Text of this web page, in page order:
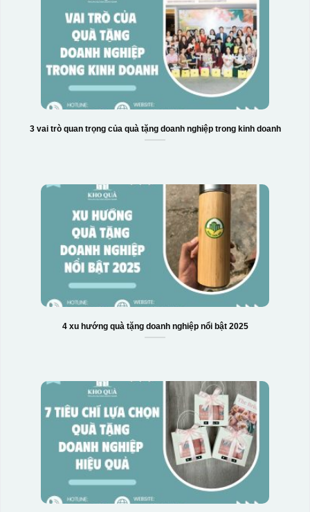
3 vai trò quan trọng của quà tặng doanh nghiệp trong kinh doanh
4 xu hướng quà tặng doanh nghiệp nổi bật 2025